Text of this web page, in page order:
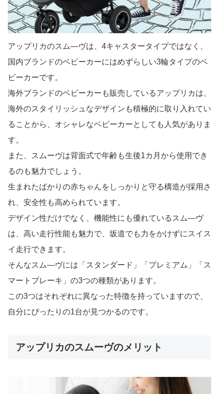
アップリカのスム―ヴは、4キャスタータイプではなく、
国内ブランドのベビーカーにはめずらしい3輪タイプのベ
ビーカーです。
海外ブランドのベビーカーも販売しているアップリカは、
海外のスタイリッシュなデザインも積極的に取り入れてい
ることから、オシャレなベビーカーとしても人気がありま
す。
また、スムーヴは背面式で年齢も生後1カ月から使用でき
るのも魅力でしょう。
生まれたばかりの赤ちゃんをしっかりと守る構造が採用さ
れ、安全性も高められています。
デザイン性だけでなく、機能性にも優れているスム―ヴ
は、高い走行性能も魅力で、坂道でも力をかけずにスイス
イ走行できます。
そんなスム―ヴには「スタンダード」「プレミアム」「ス
マートブレーキ」の3つの種類があります。
この3つはそれぞれに異なった特徴を持っていますので、
自分にぴったりの1台が見つかるのです。
アップリカのスムーヴのメリット